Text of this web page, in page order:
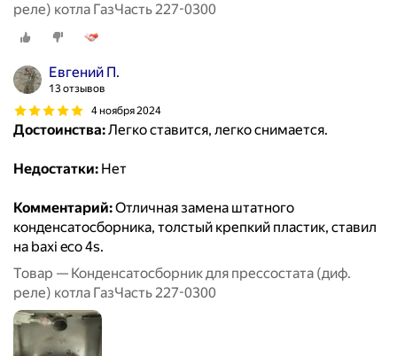
реле) котла ГазЧасть 227-0300
Евгений П.
13 отзывов
4 ноября 2024
Достоинства:Легко ставится, легко снимается.
Недостатки: Нет
Комментарий:Отличная замена штатного
конденсатосборника, толстый крепкий пластик, ставил
на baxi eco 4s.
Товар — Конденсатосборник для прессостата (диф.
реле) котла ГазЧасть 227-0300